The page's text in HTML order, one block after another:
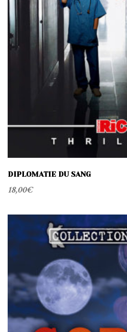
DIPLOMATIE DU SANG
18,00€